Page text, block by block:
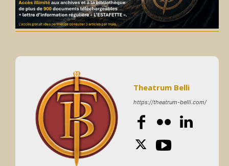
Theatrum Belli
https://theatrum-belli.com/